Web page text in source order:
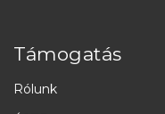
Támogatás
Rólunk